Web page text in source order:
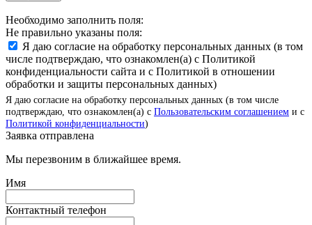
Необходимо заполнить поля:
Не правильно указаны поля:
Я даю согласие на обработку персональных данных (в том
числе подтверждаю, что ознакомлен(а) с Политикой
конфиденциальности сайта и с Политикой в отношении
обработки и защиты персональных данных)
Я даю согласие на обработку персональных данных (в том числе
подтверждаю, что ознакомлен(а) с Пользовательским соглашением и с
Политикой конфиденциальности)
Заявка отправлена
Мы перезвоним в ближайшее время.
Имя
Контактный телефон